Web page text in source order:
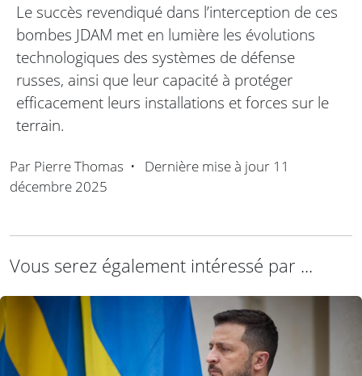
Le succès revendiqué dans l’interception de ces
bombes JDAM met en lumière les évolutions
technologiques des systèmes de défense
russes, ainsi que leur capacité à protéger
efficacement leurs installations et forces sur le
terrain.
Par Pierre Thomas • Dernière mise à jour 11
décembre 2025
Vous serez également intéressé par ...